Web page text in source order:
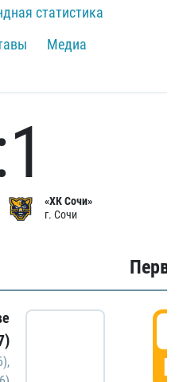
статистика
Медиа
«ХК Сочи»
г. Сочи
,